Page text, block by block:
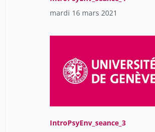
mardi 16 mars 2021
IntroPsyEnv_seance_3